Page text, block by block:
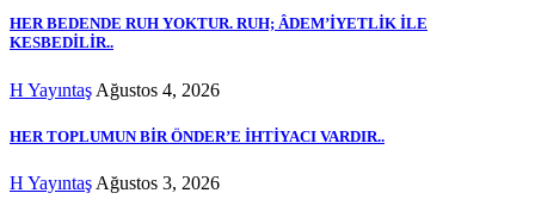
HER BEDENDE RUH YOKTUR. RUH; ÂDEM’İYETLİK İLE
KESBEDİLİR..
H Yayıntaş Ağustos 4, 2026
HER TOPLUMUN BİR ÖNDER’E İHTİYACI VARDIR..
H Yayıntaş Ağustos 3, 2026